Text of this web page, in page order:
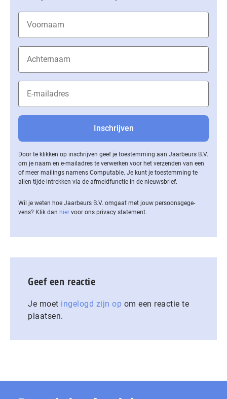
Door te klikken op inschrijven geef je toestemming aan Jaarbeurs B.V.
om je naam en e-mailadres te verwerken voor het verzenden van een
of meer mailings namens Computable. Je kunt je toestemming te
allen tijde intrekken via de af­meld­func­tie in de nieuwsbrief.
Wil je weten hoe Jaarbeurs B.V. omgaat met jouw per­soons­ge­ge­
vens? Klik dan hier voor ons privacy statement.
Geef een reactie
Je moet ingelogd zijn op om een reactie te
plaatsen.